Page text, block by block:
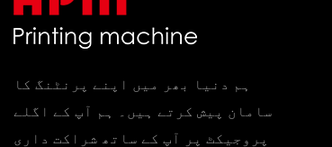
ہم دنیا بھر میں اپنے پرنٹنگ کا
سامان پیش کرتے ہیں۔ ہم آپ کے اگلے
پروجیکٹ پر آپ کے ساتھ شراکت داری